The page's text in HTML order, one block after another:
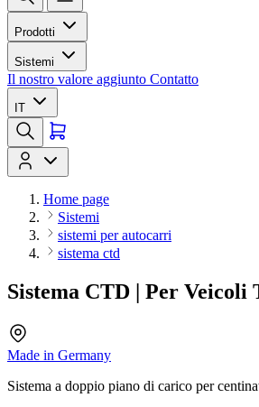
Prodotti
Sistemi
Il nostro valore aggiunto Contatto
IT
Home page
Sistemi
sistemi per autocarri
sistema ctd
Sistema CTD | Per Veicoli
Made in Germany
Sistema a doppio piano di carico per